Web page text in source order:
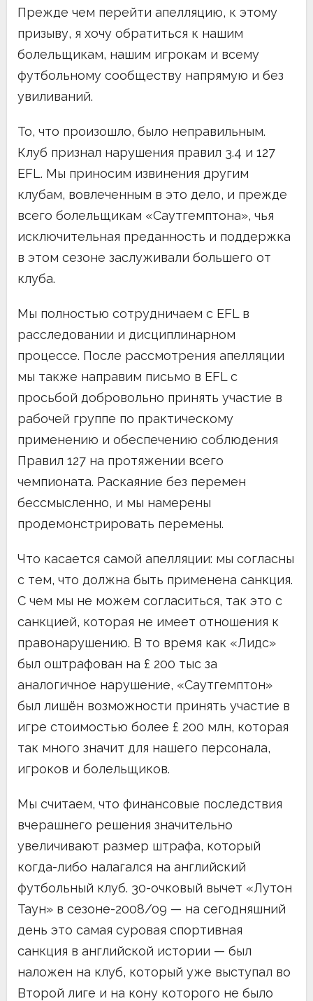
Прежде чем перейти апелляцию, к этому
призыву, я хочу обратиться к нашим
болельщикам, нашим игрокам и всему
футбольному сообществу напрямую и без
увиливаний.
То, что произошло, было неправильным.
Клуб признал нарушения правил 3.4 и 127
EFL. Мы приносим извинения другим
клубам, вовлеченным в это дело, и прежде
всего болельщикам «Саутгемптона», чья
исключительная преданность и поддержка
в этом сезоне заслуживали большего от
клуба.
Мы полностью сотрудничаем с EFL в
расследовании и дисциплинарном
процессе. После рассмотрения апелляции
мы также направим письмо в EFL с
просьбой добровольно принять участие в
рабочей группе по практическому
применению и обеспечению соблюдения
Правил 127 на протяжении всего
чемпионата. Раскаяние без перемен
бессмысленно, и мы намерены
продемонстрировать перемены.
Что касается самой апелляции: мы согласны
с тем, что должна быть применена санкция.
С чем мы не можем согласиться, так это с
санкцией, которая не имеет отношения к
правонарушению. В то время как «Лидс»
был оштрафован на £ 200 тыс за
аналогичное нарушение, «Саутгемптон»
был лишён возможности принять участие в
игре стоимостью более £ 200 млн, которая
так много значит для нашего персонала,
игроков и болельщиков.
Мы считаем, что финансовые последствия
вчерашнего решения значительно
увеличивают размер штрафа, который
когда-либо налагался на английский
футбольный клуб. 30-очковый вычет «Лутон
Таун» в сезоне-2008/09 — на сегодняшний
день это самая суровая спортивная
санкция в английской истории — был
наложен на клуб, который уже выступал во
Второй лиге и на кону которого не было